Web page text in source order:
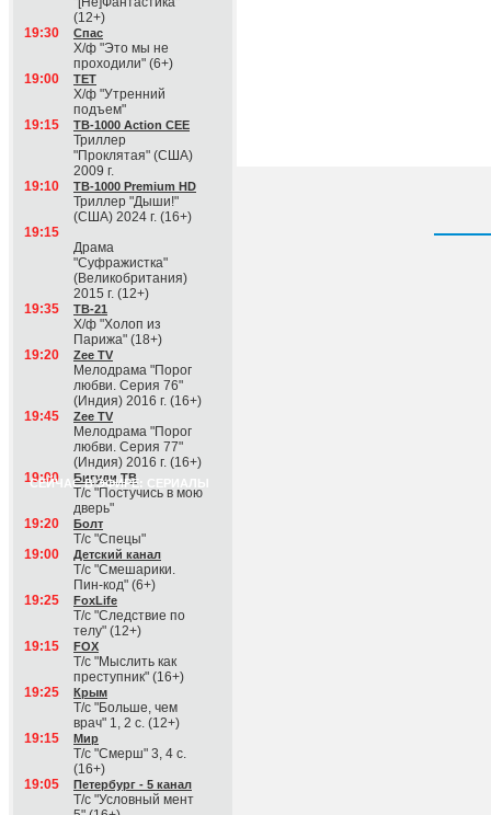
(12+)
19:30
Спас
Х/ф "Это мы не
проходили" (6+)
19:00
ТЕТ
Х/ф "Утренний
подъем"
19:15
ТВ-1000 Action CEE
Триллер
"Проклятая" (США)
2009 г.
19:10
ТВ-1000 Premium HD
Триллер "Дыши!"
(США) 2024 г. (16+)
19:15
Драма
"Суфражистка"
(Великобритания)
2015 г. (12+)
19:35
ТВ-21
Х/ф "Холоп из
Парижа" (18+)
19:20
Zee TV
Мелодрама "Порог
любви. Серия 76"
(Индия) 2016 г. (16+)
19:45
Zee TV
Мелодрама "Порог
любви. Серия 77"
(Индия) 2016 г. (16+)
СЕЙЧАС В ЭФИРЕ: СЕРИАЛЫ
19:00 Бигуди ТВ
Т/с "Постучись в мою
дверь"
19:20
Болт
Т/с "Спецы"
19:00
Детский канал
Т/с "Смешарики.
Пин-код" (6+)
19:25
FoxLife
Т/с "Следствие по
телу" (12+)
19:15
FOX
Т/с "Мыслить как
преступник" (16+)
19:25
Крым
Т/с "Больше, чем
врач" 1, 2 с. (12+)
19:15
Мир
Т/с "Смерш" 3, 4 с.
(16+)
19:05
Петербург - 5 канал
Т/с "Условный мент